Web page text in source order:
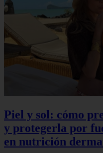
Piel y sol: cómo
y protegerla por
en nutrición